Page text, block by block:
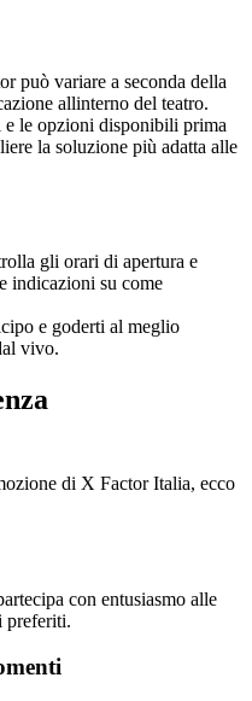
può variare a seconda della
allinterno del teatro.
le opzioni disponibili prima
la soluzione più adatta alle
gli orari di apertura e
indicazioni su come
e goderti al meglio
vivo.
di X Factor Italia, ecco
con entusiasmo alle
preferiti.